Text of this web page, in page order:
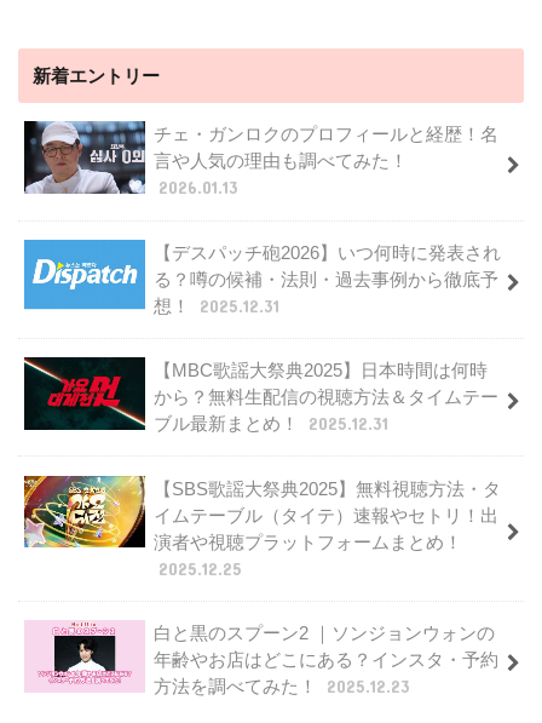
新着エントリー
チェ・ガンロクのプロフィールと経歴！名
言や人気の理由も調べてみた！
2026.01.13
【デスパッチ砲2026】いつ何時に発表され
る？噂の候補・法則・過去事例から徹底予
想！
2025.12.31
【MBC歌謡大祭典2025】日本時間は何時
から？無料生配信の視聴方法＆タイムテー
ブル最新まとめ！
2025.12.31
【SBS歌謡大祭典2025】無料視聴方法・タ
イムテーブル（タイテ）速報やセトリ！出
演者や視聴プラットフォームまとめ！
2025.12.25
白と黒のスプーン2 ｜ソンジョンウォンの
年齢やお店はどこにある？インスタ・予約
方法を調べてみた！
2025.12.23